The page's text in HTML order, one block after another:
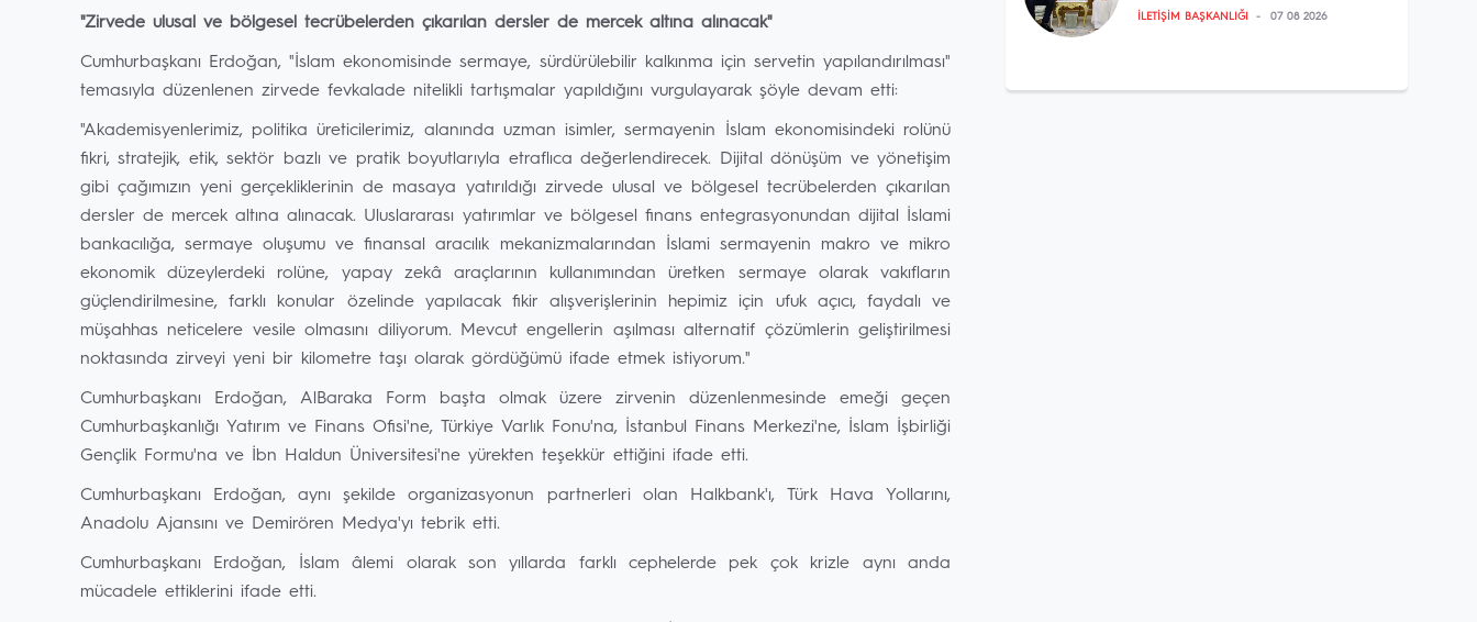
"Zirvede ulusal ve bölgesel tecrübelerden çıkarılan dersler de mercek altına alınacak"
Cumhurbaşkanı Erdoğan, "İslam ekonomisinde sermaye, sürdürülebilir kalkınma için servetin yapılandırılması"
temasıyla düzenlenen zirvede fevkalade nitelikli tartışmalar yapıldığını vurgulayarak şöyle devam etti:
"Akademisyenlerimiz, politika üreticilerimiz, alanında uzman isimler, sermayenin İslam ekonomisindeki rolünü
fikri, stratejik, etik, sektör bazlı ve pratik boyutlarıyla etraflıca değerlendirecek. Dijital dönüşüm ve yönetişim
gibi çağımızın yeni gerçekliklerinin de masaya yatırıldığı zirvede ulusal ve bölgesel tecrübelerden çıkarılan
dersler de mercek altına alınacak. Uluslararası yatırımlar ve bölgesel finans entegrasyonundan dijital İslami
bankacılığa, sermaye oluşumu ve finansal aracılık mekanizmalarından İslami sermayenin makro ve mikro
ekonomik düzeylerdeki rolüne, yapay zekâ araçlarının kullanımından üretken sermaye olarak vakıfların
güçlendirilmesine, farklı konular özelinde yapılacak fikir alışverişlerinin hepimiz için ufuk açıcı, faydalı ve
müşahhas neticelere vesile olmasını diliyorum. Mevcut engellerin aşılması alternatif çözümlerin geliştirilmesi
noktasında zirveyi yeni bir kilometre taşı olarak gördüğümü ifade etmek istiyorum."
Cumhurbaşkanı Erdoğan, AlBaraka Form başta olmak üzere zirvenin düzenlenmesinde emeği geçen
Cumhurbaşkanlığı Yatırım ve Finans Ofisi'ne, Türkiye Varlık Fonu'na, İstanbul Finans Merkezi'ne, İslam İşbirliği
Gençlik Formu'na ve İbn Haldun Üniversitesi'ne yürekten teşekkür ettiğini ifade etti.
Cumhurbaşkanı Erdoğan, aynı şekilde organizasyonun partnerleri olan Halkbank'ı, Türk Hava Yollarını,
Anadolu Ajansını ve Demirören Medya'yı tebrik etti.
Cumhurbaşkanı Erdoğan, İslam âlemi olarak son yıllarda farklı cephelerde pek çok krizle aynı anda
mücadele ettiklerini ifade etti.
İLETIŞIM BAŞKANLIĞI 07 08 2026